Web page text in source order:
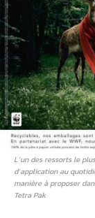
L’un des ressorts le
d’application au
manière à proposer
Tetra Pak